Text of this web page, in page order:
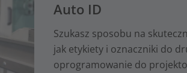
Auto ID
Szukasz sposobu na
jak etykiety i oznaczniki do
oprogramowanie do